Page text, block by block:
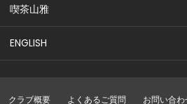
喫茶山雅
ENGLISH
クラブ概要 よくあるご質問 お問い合わ